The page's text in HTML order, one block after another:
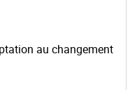
au changement